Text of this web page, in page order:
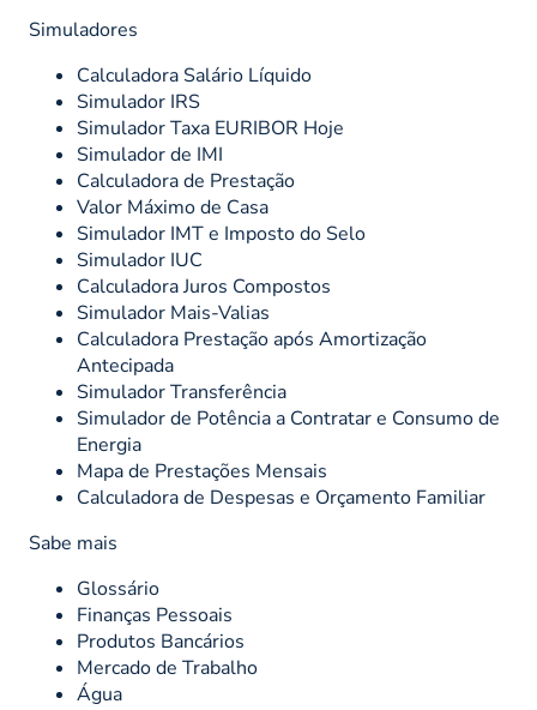
Simuladores
Calculadora Salário Líquido
Simulador IRS
Simulador Taxa EURIBOR Hoje
Simulador de IMI
Calculadora de Prestação
Valor Máximo de Casa
Simulador IMT e Imposto do Selo
Simulador IUC
Calculadora Juros Compostos
Simulador Mais-Valias
Calculadora Prestação após Amortização
Antecipada
Simulador Transferência
Simulador de Potência a Contratar e Consumo de
Energia
Mapa de Prestações Mensais
Calculadora de Despesas e Orçamento Familiar
Sabe mais
Glossário
Finanças Pessoais
Produtos Bancários
Mercado de Trabalho
Água